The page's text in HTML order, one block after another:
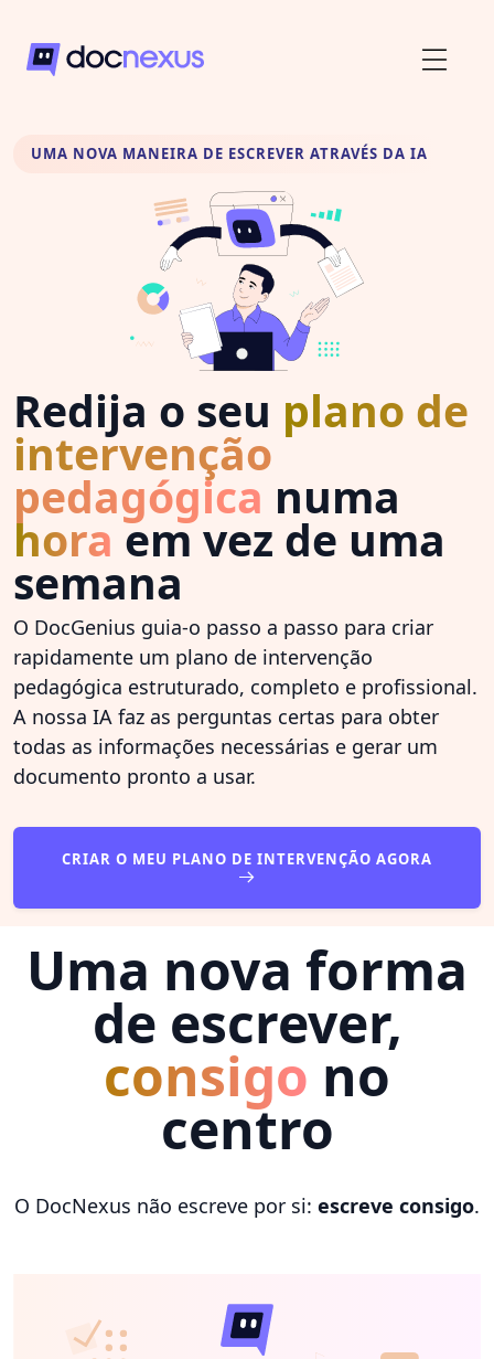
UMA NOVA MANEIRA DE ESCREVER ATRAVÉS DA IA
Redija o seu plano de
intervenção
pedagógica numa
hora em vez de uma
semana
O DocGenius guia-o passo a passo para criar
rapidamente um plano de intervenção
pedagógica estruturado, completo e profissional.
A nossa IA faz as perguntas certas para obter
todas as informações necessárias e gerar um
documento pronto a usar.
CRIAR O MEU PLANO DE INTERVENÇÃO AGORA
Uma nova forma
de escrever,
consigo no
centro
O DocNexus não escreve por si: escreve consigo.